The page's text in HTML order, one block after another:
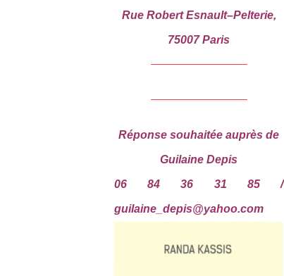
Rue Robert Esnault–Pelterie,
75007 Paris
Réponse souhaitée auprès de
Guilaine Depis
06 84 36 31 85 /
guilaine_depis@yahoo.com